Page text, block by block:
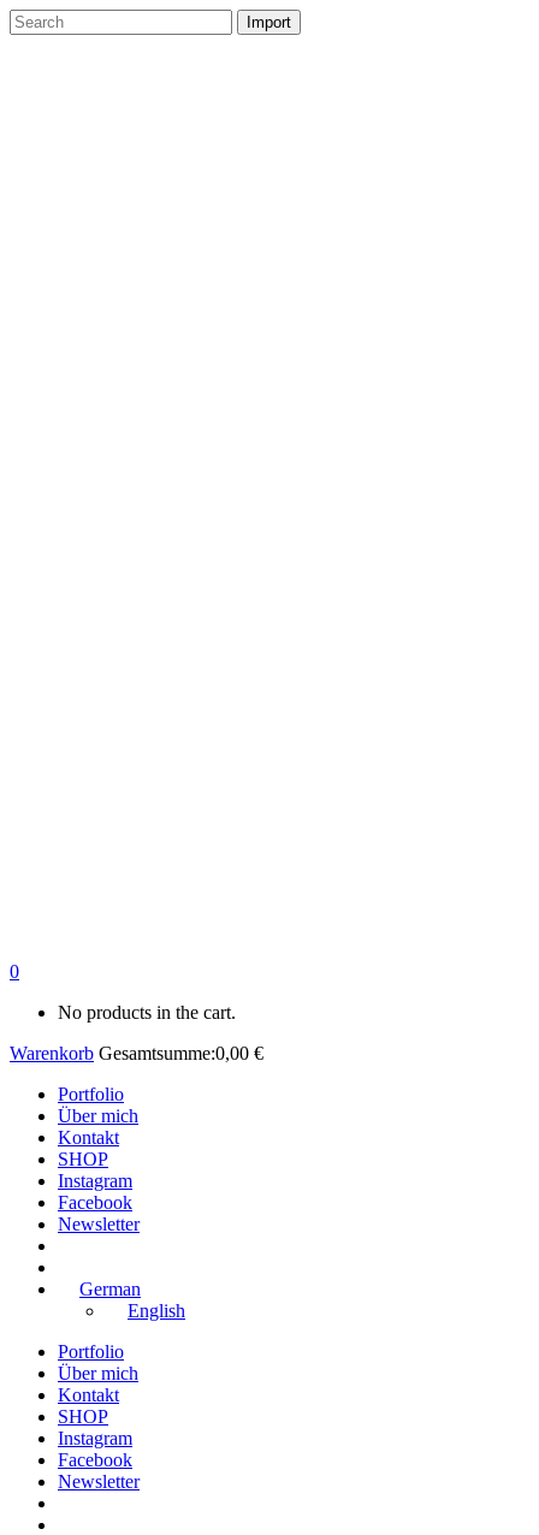
0
No products in the cart.
Warenkorb Gesamtsumme:0,00 €
Portfolio
Über mich
Kontakt
SHOP
Instagram
Facebook
Newsletter
German
English
Portfolio
Über mich
Kontakt
SHOP
Instagram
Facebook
Newsletter